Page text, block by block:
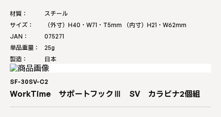
材質：
スチール
サイズ：
（外寸）H40・W71・T5mm （内寸）H21・W62mm
JAN：
075271
単品重量：
25g
製造：
日本
SF-30SV-C2
WorkTime サポートフックⅢ SV カラビナ2個組